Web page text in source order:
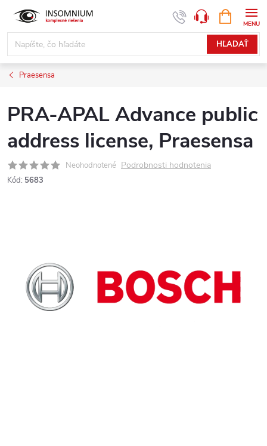
obsah
HĽADAŤ
KOŠÍK
Praesensa
PRA-APAL Advance public
address license, Praesensa
Neohodnotené Podrobnosti hodnotenia
Kód: 5683
www.insomnium.sk - Chat